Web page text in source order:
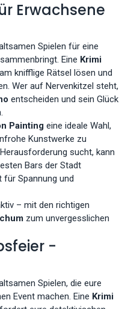
Erwachsene
Spielen für eine
Eine Krimi
knifflige Rätsel lösen und
Wer auf Nervenkitzel steht,
entscheiden und sein Glück
Painting eine ideale Wahl,
Kunstwerke zu
sucht, kann
Bars der Stadt
für Spannung und
– mit den richtigen
zum unvergesslichen
-
Spielen, die eure
Event machen. Eine Krimi